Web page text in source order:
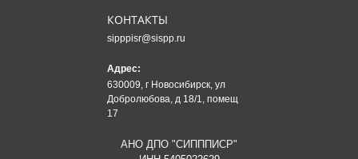
КОНТАКТЫ
sipppisr@sispp.ru
Адрес:
630009, г Новосибирск, ул
Добролюбова, д 18/1, помещ
17
АНО ДПО "СИПППИСР"